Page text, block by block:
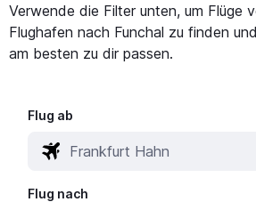
Verwende die Filter unten, um Flüge
Flughafen nach Funchal zu finden
am besten zu dir passen.
Flug ab
Flug nach